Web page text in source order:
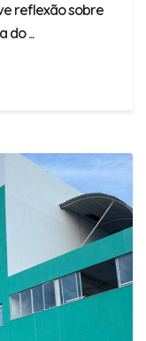
reflexão sobre
...